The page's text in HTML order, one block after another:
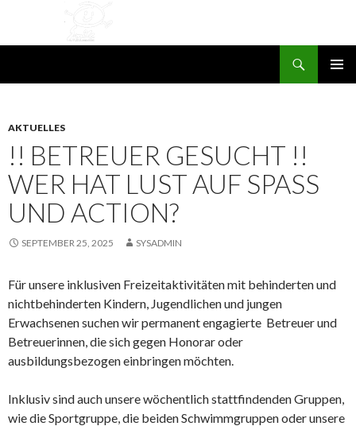
AKTUELLES
!! BETREUER GESUCHT !!
WER HAT LUST AUF SPASS U
ND ACTION?
SEPTEMBER 25, 2025 SYSADMIN
Für unsere inklusiven Freizeitaktivitäten mit behinderten und
nichtbehinderten Kindern, Jugendlichen und jungen
Erwachsenen suchen wir permanent engagierte Betreuer und
Betreuerinnen, die sich gegen Honorar oder
ausbildungsbezogen einbringen möchten.
Inklusiv sind auch unsere wöchentlich stattfindenden Gruppen,
wie die Sportgruppe, die beiden Schwimmgruppen oder unsere